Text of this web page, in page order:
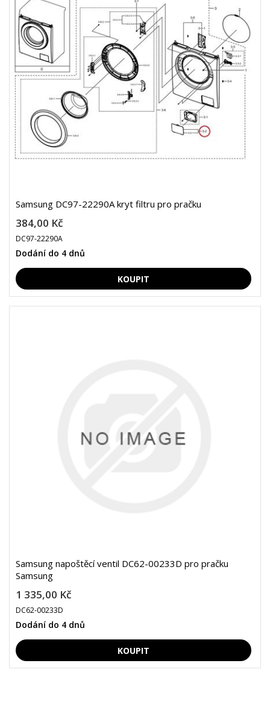
Samsung DC97-22290A kryt filtru pro pračku
384,00 Kč
DC97-22290A
Dodání do 4 dnů
Samsung napoštěcí ventil DC62-00233D pro pračku
Samsung
1 335,00 Kč
DC62-00233D
Dodání do 4 dnů